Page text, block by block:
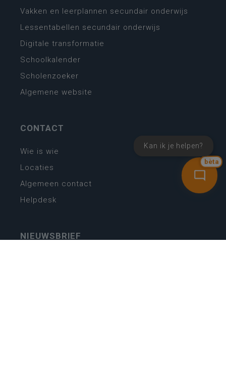
bèta
Kan ik je helpen?
Vakken en leerplannen secundair onderwijs
Lessentabellen secundair onderwijs
Digitale transformatie
Schoolkalender
Scholenzoeker
Algemene website
CONTACT
Wie is wie
Locaties
Algemeen contact
Helpdesk
NIEUWSBRIEF